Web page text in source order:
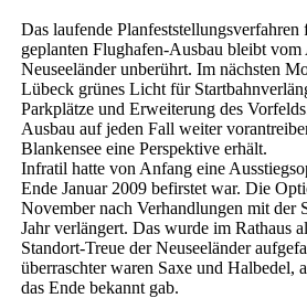
Das laufende Planfeststellungsverfahren
geplanten Flughafen-Ausbau bleibt vom
Neuseeländer unberührt. Im nächsten
Lübeck grünes Licht für
Parkplätze und Erweiterung des
Ausbau auf jeden Fall weiter
Blankensee eine Perspektive erhält.
Infratil hatte von Anfang eine
Ende Januar 2009 befirstet war. Die
November nach Verhandlungen mit der
Jahr verlängert. Das wurde im Rathaus
Standort-Treue der Neuseeländer
überraschter waren Saxe und Halbedel,
das Ende bekannt gab.